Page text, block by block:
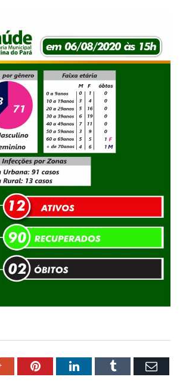
Google+PinterestLinkedInTumblr Email